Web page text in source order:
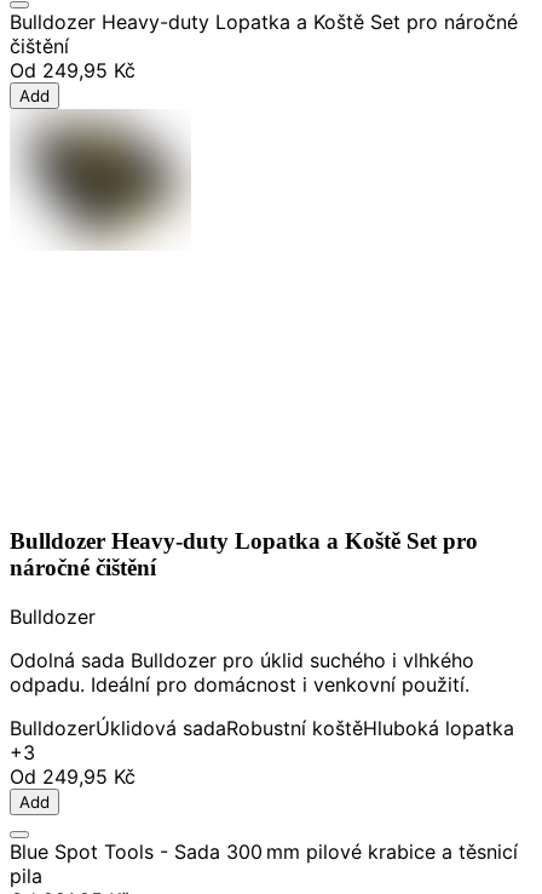
Bulldozer Heavy-duty Lopatka a Koště Set pro náročné
čištění
Od 249,95 Kč
Add
Bulldozer Heavy-duty Lopatka a Koště Set pro
náročné čištění
Bulldozer
Odolná sada Bulldozer pro úklid suchého i vlhkého
odpadu. Ideální pro domácnost i venkovní použití.
BulldozerÚklidová sadaRobustní koštěHluboká lopatka
+3
Od 249,95 Kč
Add
Blue Spot Tools - Sada 300 mm pilové krabice a těsnicí
pila